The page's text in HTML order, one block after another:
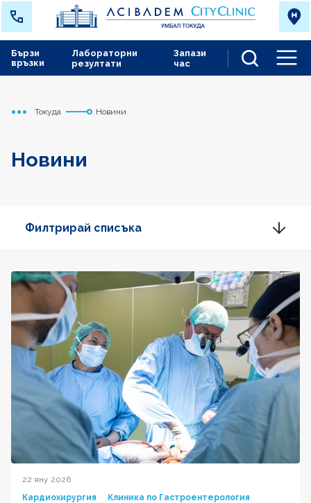
Лабораторни
резултати
Запази
час
Бързи
връзки
Начало
Токуда Новини
Новини
Филтрирай списъка
22 яну 2026
Кардиохирургия
Клиника по Гастроентерология